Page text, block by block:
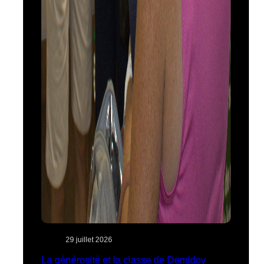
29 juillet 2026
La générosité et la classe de Demidov